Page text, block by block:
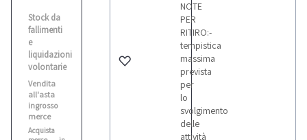
Stock da
fallimenti
e
liquidazioni
volontarie
Vendita
all'asta
ingrosso
merce
Acquista
NOTE
PER
RITIRO:-
tempistica
massima
prevista
per
lo
svolgimento
delle
attività